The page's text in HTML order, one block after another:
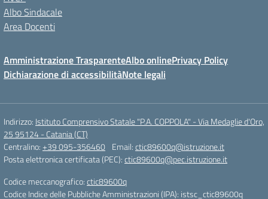
Albo Sindacale
Area Docenti
Amministrazione TrasparenteAlbo onlinePrivacy Policy
Dichiarazione di accessibilitàNote legali
Indirizzo: Istituto Comprensivo Statale "P.A. COPPOLA" - Via Medaglie d'Oro,
25 95124 - Catania (CT)
Centralino:+39 095-356460 Email:ctic89600q@istruzione.it
Posta elettronica certificata (PEC):ctic89600q@pec.istruzione.it
Codice meccanografico:ctic89600q
Codice Indice delle Pubbliche Amministrazioni (IPA): istsc_ctic89600q